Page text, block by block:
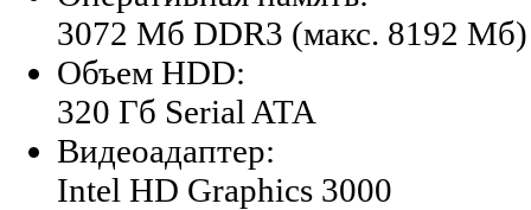
3072 Мб DDR3 (макс. 8192 Мб)
Объем HDD:
320 Гб Serial ATA
Видеоадаптер:
Intel HD Graphics 3000